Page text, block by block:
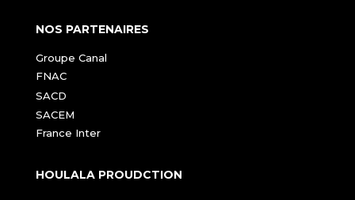
NOS PARTENAIRES
Groupe Canal
FNAC
SACD
SACEM
France Inter
HOULALA PROUDCTION